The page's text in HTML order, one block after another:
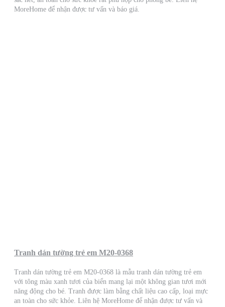
MoreHome để nhận được tư vấn và báo giá.
Tranh dán tường trẻ em M20-0368
Tranh dán tường trẻ em M20-0368 là mẫu tranh dán tường trẻ em
với tông màu xanh tươi của biển mang lại một không gian tươi mới
năng động cho bé. Tranh được làm bằng chất liệu cao cấp, loại mực
an toàn cho sức khỏe. Liên hệ MoreHome để nhận được tư vấn và